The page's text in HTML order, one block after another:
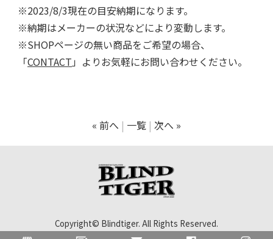
※2023/8/3現在の目安納期になります。
※納期はメーカーの状況などにより変動します。
※SHOPページの無い商品をご希望の場合、
「CONTACT 」よりお気軽にお問い合わせください。
« 前へ 一覧 次へ »
Copyright© Blindtiger. All Rights Reserved.